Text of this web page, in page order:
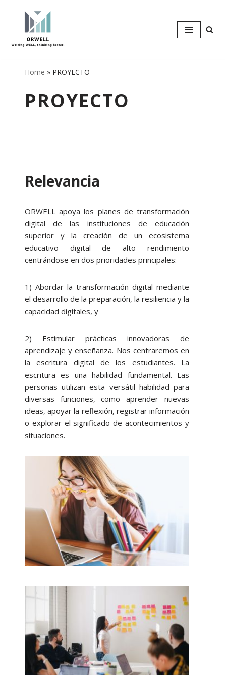
Home » PROYECTO
PROYECTO
Relevancia
ORWELL apoya los planes de transformación
digital de las instituciones de educación
superior y la creación de un ecosistema
educativo digital de alto rendimiento
centrándose en dos prioridades principales:
1) Abordar la transformación digital mediante
el desarrollo de la preparación, la resiliencia y la
capacidad digitales, y
2) Estimular prácticas innovadoras de
aprendizaje y enseñanza. Nos centraremos en
la escritura digital de los estudiantes. La
escritura es una habilidad fundamental. Las
personas utilizan esta versátil habilidad para
diversas funciones, como aprender nuevas
ideas, apoyar la reflexión, registrar información
o explorar el significado de acontecimientos y
situaciones.